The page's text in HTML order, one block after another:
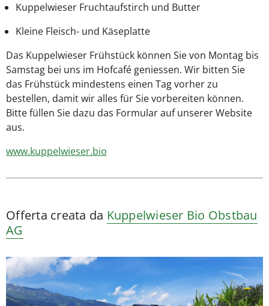
Kuppelwieser Fruchtaufstirch und Butter
Kleine Fleisch- und Käseplatte
Das Kuppelwieser Frühstück können Sie von Montag bis
Samstag bei uns im Hofcafé geniessen. Wir bitten Sie
das Frühstück mindestens einen Tag vorher zu
bestellen, damit wir alles für Sie vorbereiten können.
Bitte füllen Sie dazu das Formular auf unserer Website
aus.
www.kuppelwieser.bio
Offerta creata da Kuppelwieser Bio Obstbau
AG